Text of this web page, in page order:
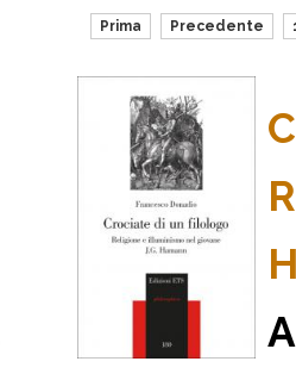
Prima Precedente